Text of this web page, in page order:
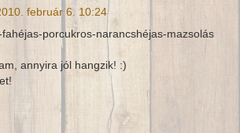
február 6. 10:24
porcukros-narancshéjas-mazsolás
annyira jól hangzik! :)